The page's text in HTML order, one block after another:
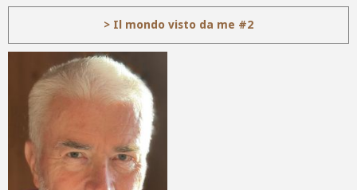
> Il mondo visto da me #2